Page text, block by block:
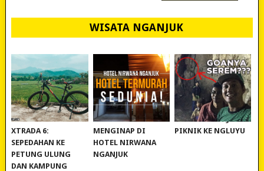
WISATA NGANJUK
REVIEW POLYGON
XTRADA 6:
SEPEDAHAN KE
PETUNG ULUNG
DAN KAMPUNG
MURAH BANGET!
MENGINAP DI
HOTEL NIRWANA
NGANJUK
WISATA NGANJUK:
PIKNIK KE NGLUYU